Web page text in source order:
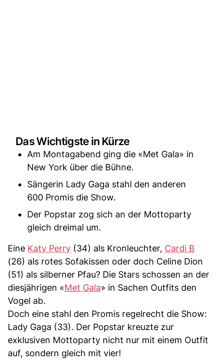
Das Wichtigste in Kürze
Am Montagabend ging die «Met Gala» in
New York über die Bühne.
Sängerin Lady Gaga stahl den anderen
600 Promis die Show.
Der Popstar zog sich an der Mottoparty
gleich dreimal um.
Eine Katy Perry (34) als Kronleuchter, Cardi B
(26) als rotes Sofakissen oder doch Celine Dion
(51) als silberner Pfau? Die Stars schossen an der
diesjährigen «Met Gala» in Sachen Outfits den
Vogel ab.
Doch eine stahl den Promis regelrecht die Show:
Lady Gaga (33). Der Popstar kreuzte zur
exklusiven Mottoparty nicht nur mit einem Outfit
auf, sondern gleich mit vier!